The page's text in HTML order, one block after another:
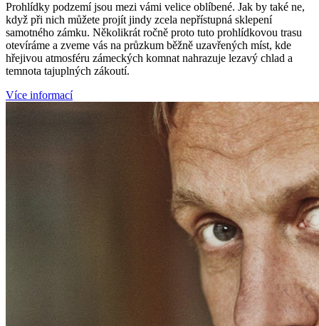
Prohlídky podzemí jsou mezi vámi velice oblíbené. Jak by také ne,
když při nich můžete projít jindy zcela nepřístupná sklepení
samotného zámku. Několikrát ročně proto tuto prohlídkovou trasu
otevíráme a zveme vás na průzkum běžně uzavřených míst, kde
hřejivou atmosféru zámeckých komnat nahrazuje lezavý chlad a
temnota tajuplných zákoutí.
Více informací